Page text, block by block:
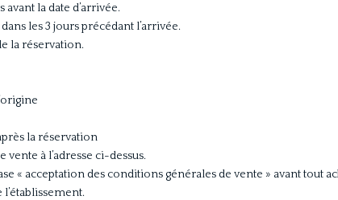
la date d’arrivée.
les 3 jours précédant l’arrivée.
la réservation.
la réservation
à l’adresse ci-dessus.
« acceptation des conditions générales de vente » avant tout
l’établissement.